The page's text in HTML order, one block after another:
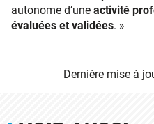
autonome d’une activité
évaluées et validées. »
Dernière mise à